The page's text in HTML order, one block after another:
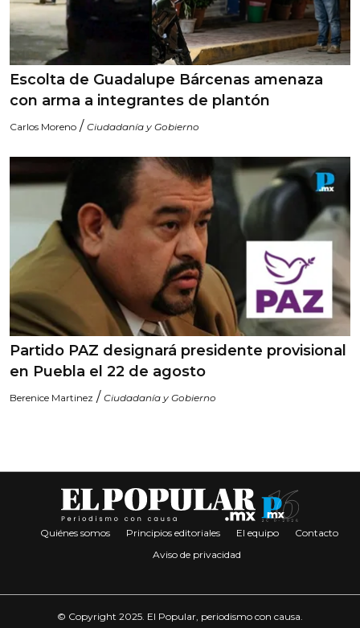
Escolta de Guadalupe Bárcenas amenaza
con arma a integrantes de plantón
Carlos Moreno / Ciudadanía y Gobierno
Partido PAZ designará presidente provisional
en Puebla el 22 de agosto
Berenice Martinez / Ciudadanía y Gobierno
Quiénes somos Principios editoriales El equipo
Contacto
Aviso de privacidad
© Copyright 2025. El Popular, periodismo con causa.